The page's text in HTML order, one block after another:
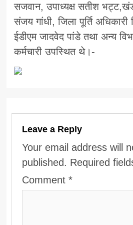
सजवान, उपाध्यक्ष सतीश
संजय गांधी, जिला पूर्ति अधिकारी
ईडीएम जादवेद पांडे तथा अन्य
कर्मचारी उपस्थित थे।-
Leave a Reply
Your email address will
published. Required
Comment*